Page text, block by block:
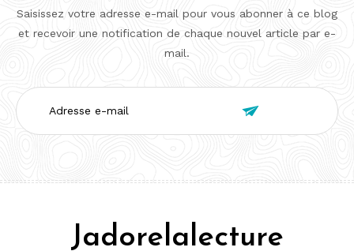
Saisissez votre adresse e-mail pour vous abonner à ce blog
et recevoir une notification de chaque nouvel article par e-
mail.
Adresse
e-
mail

Jadorelalecture